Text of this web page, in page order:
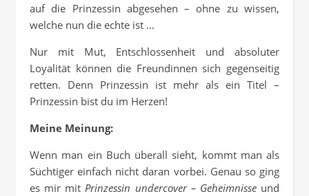
auf die Prinzessin abgesehen – ohne zu wissen,
welche nun die echte ist …
Nur mit Mut, Entschlossenheit und absoluter
Loyalität können die Freundinnen sich gegenseitig
retten. Denn Prinzessin ist mehr als ein Titel –
Prinzessin bist du im Herzen!
Meine Meinung:
Wenn man ein Buch überall sieht, kommt man als
Süchtiger einfach nicht daran vorbei. Genau so ging
es mir mitPrinzessin undercover – Geheimnisseund